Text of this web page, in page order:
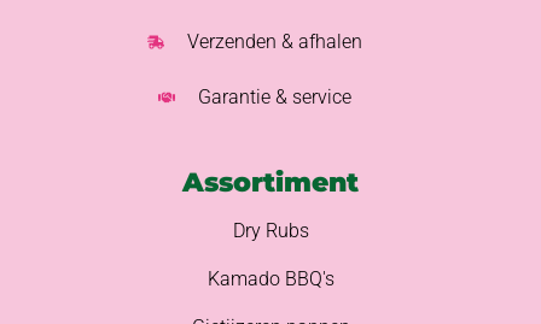
Verzenden & afhalen
Garantie & service
Assortiment
Dry Rubs
Kamado BBQ's